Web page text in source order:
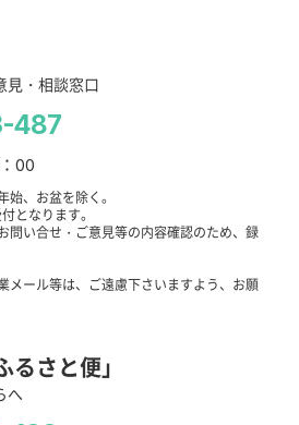
見・相談窓口
487
00
、お盆を除く。
となります。
問い合せ・ご意見等の内容確認のため、録
メール等は、ご遠慮下さいますよう、お願
さと便」
へ